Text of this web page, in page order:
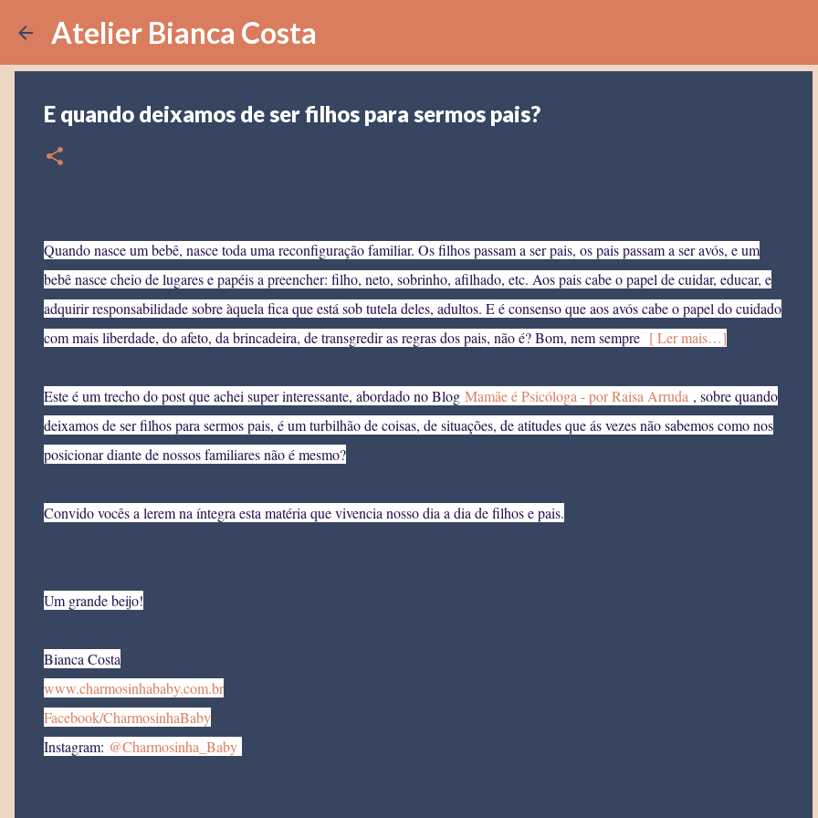
Atelier Bianca Costa
E quando deixamos de ser filhos para sermos pais?
Quando nasce um bebê, nasce toda uma reconfiguração familiar. Os filhos passam a ser pais, os pais passam a ser avós, e um
bebê nasce cheio de lugares e papéis a preencher: filho, neto, sobrinho, afilhado, etc. Aos pais cabe o papel de cuidar, educar, e
adquirir responsabilidade sobre àquela fica que está sob tutela deles, adultos. E é consenso que aos avós cabe o papel do cuidado
com mais liberdade, do afeto, da brincadeira, de transgredir as regras dos pais, não é? Bom, nem sempre [ Ler mais…]
Este é um trecho do post que achei super interessante, abordado no Blog Mamãe é Psicóloga - por Raisa Arruda , sobre quando
deixamos de ser filhos para sermos pais, é um turbilhão de coisas, de situações, de atitudes que ás vezes não sabemos como nos
posicionar diante de nossos familiares não é mesmo?
Convido vocês a lerem na íntegra esta matéria que vivencia nosso dia a dia de filhos e pais.
Um grande beijo!
Bianca Costa
www.charmosinhababy.com.br
Facebook/CharmosinhaBaby
Instagram: @Charmosinha_Baby